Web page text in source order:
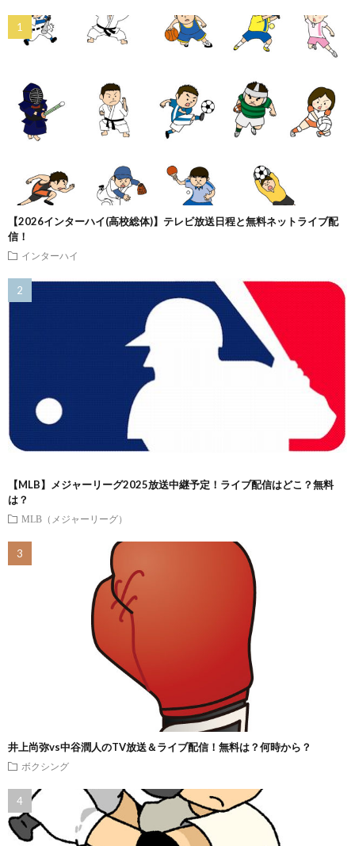
【2026インターハイ(高校総体)】テレビ放送日程と無料ネットライブ配
信！
インターハイ
【MLB】メジャーリーグ2025放送中継予定！ライブ配信はどこ？無料
は？
MLB（メジャーリーグ）
井上尚弥vs中谷潤人のTV放送＆ライブ配信！無料は？何時から？
ボクシング